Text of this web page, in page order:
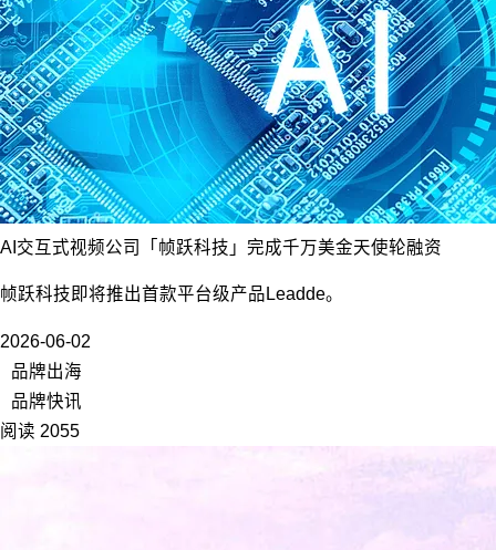
AI交互式视频公司「帧跃科技」完成千万美金天使轮融资
帧跃科技即将推出首款平台级产品Leadde。
2026-06-02
品牌出海
品牌快讯
阅读 2055